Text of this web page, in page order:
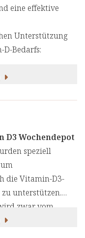
eine effektive
Unterstützung
Bedarfs:
D3 Wochendepot
speziell
die Vitamin-D3-
unterstützen.
zwar vom
gebildet,